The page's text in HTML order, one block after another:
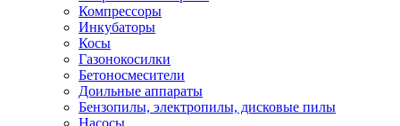
Компрессоры
Инкубаторы
Косы
Газонокосилки
Бетоносмесители
Доильные аппараты
Бензопилы, электропилы, дисковые пилы
Насосы